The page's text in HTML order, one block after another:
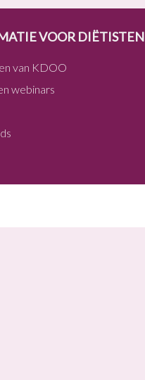
VOOR DIËTISTEN
van KDOO
webinars